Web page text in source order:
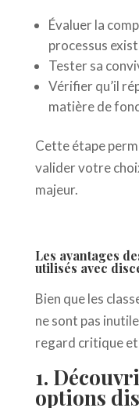
Évaluer la
processus
Tester sa
Vérifier qu’il
matière de
Cette étape
valider votre
majeur.
Les avantages
utilisés avec
Bien que les
ne sont pas
regard critique
1.
options